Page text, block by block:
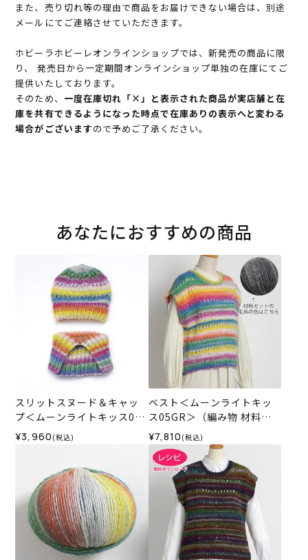
また、売り切れ等の理由で商品をお届けできない場合は、別途
メールにてご連絡させていただきます。
ホビーラホビーレオンラインショップでは、新発売の商品に限
り、 発売日から一定期間オンラインショップ単独の在庫にてご
提供いたしております。
そのため、 一度在庫切れ「×」と表示された商品が実店舗と在
庫を共有できるようになった時点で在庫ありの表示へと変わる
場合がございますので予めご了承ください。
あなたにおすすめの商品
スリットスヌード＆キャッ
プ＜ムーンライトキッス06X
＞（編み物 材料セット）
¥3,960 (税込)
ベスト＜ムーンライトキッ
ス05GR＞（編み物 材料セ
ット）
¥7,810 (税込)